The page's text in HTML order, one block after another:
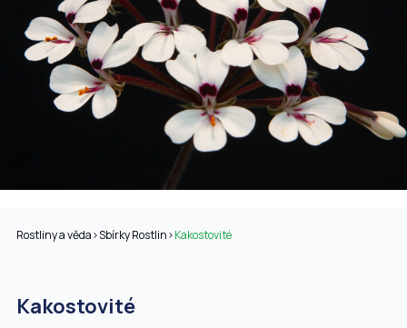
Rostliny a věda>Sbírky Rostlin>Kakostovité
Kakostovité